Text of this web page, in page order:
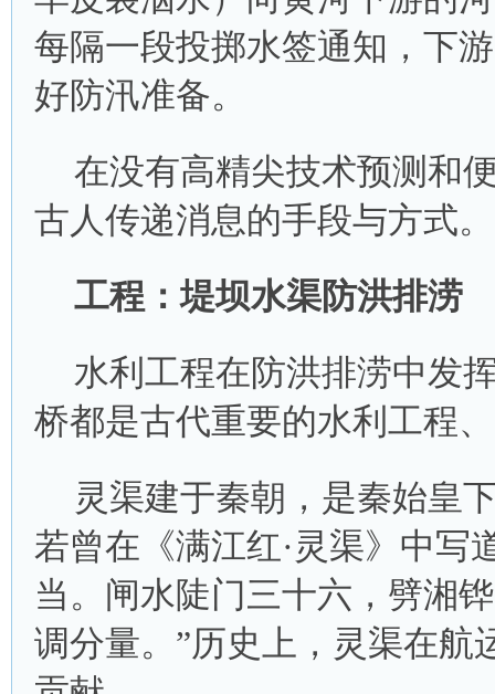
每隔一段投掷水签通知，下
好防汛准备。
在没有高精尖技术预测和
古人传递消息的手段与方式。
工程：堤坝水渠防洪排涝
水利工程在防洪排涝中发
桥都是古代重要的水利工程
灵渠建于秦朝，是秦始皇
若曾在《满江红·灵渠》中写
当。闸水陡门三十六，劈湘
调分量。”历史上，灵渠在航